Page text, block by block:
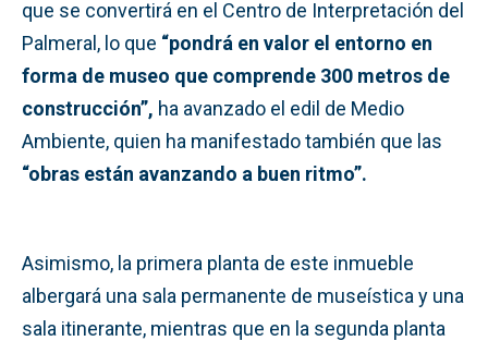
que se convertirá en el Centro de Interpretación del
Palmeral, lo que “pondrá en valor el entorno en
forma de museo que comprende 300 metros de
construcción”, ha avanzado el edil de Medio
Ambiente, quien ha manifestado también que las
“obras están avanzando a buen ritmo”.
Asimismo, la primera planta de este inmueble
albergará una sala permanente de museística y una
sala itinerante, mientras que en la segunda planta